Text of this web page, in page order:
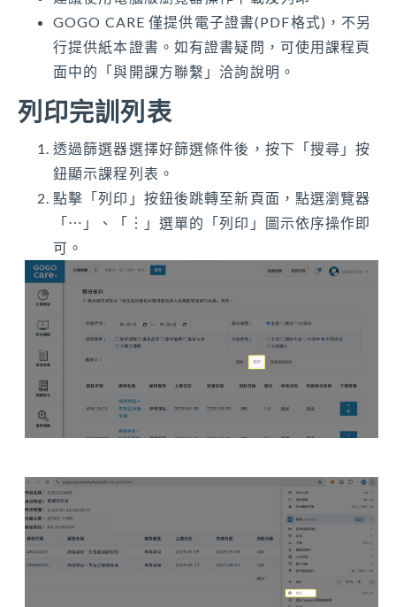
GOGO CARE 僅提供電子證書(PDF格式)，不另
行提供紙本證書。如有證書疑問，可使用課程頁
面中的「與開課方聯繫」洽詢說明。
列印完訓列表
透過篩選器選擇好篩選條件後，按下「搜尋」按
鈕顯示課程列表。
點擊「列印」按鈕後跳轉至新頁面，點選瀏覽器
「⋯」、「︙」選單的「列印」圖示依序操作即
可。